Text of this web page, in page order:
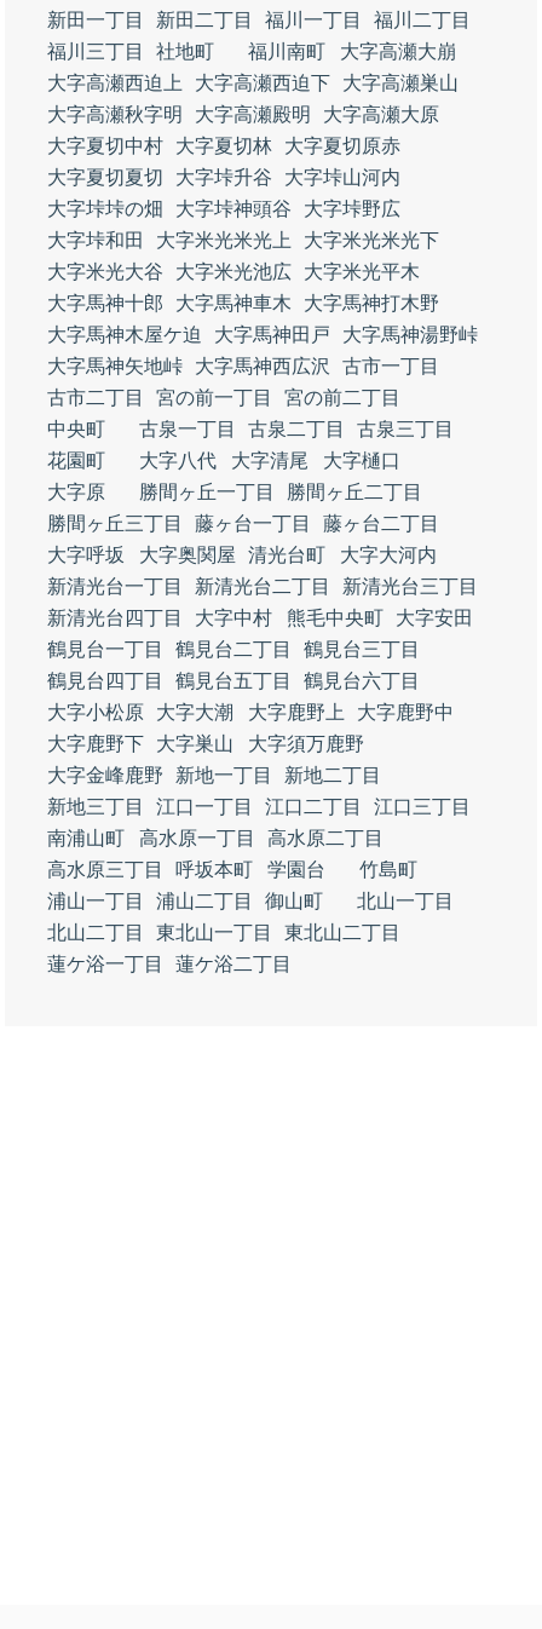
新田一丁目
新田二丁目 福川一丁目
福川二丁目
福川三丁目
社地町 福川南町
大字高瀬大崩
大字高瀬西迫上
大字高瀬西迫下
大字高瀬巣山
大字高瀬秋字明
大字高瀬殿明
大字高瀬大原
大字夏切中村
大字夏切林
大字夏切原赤
大字夏切夏切
大字垰升谷
大字垰山河内
大字垰垰の畑
大字垰神頭谷
大字垰野広
大字垰和田
大字米光米光上
大字米光米光下
大字米光大谷
大字米光池広
大字米光平木
大字馬神十郎
大字馬神車木
大字馬神打木野
大字馬神木屋ケ迫
大字馬神田戸
大字馬神湯野峠
大字馬神矢地峠
大字馬神西広沢
古市一丁目
古市二丁目
宮の前一丁目
宮の前二丁目
中央町
古泉一丁目 古泉二丁目
古泉三丁目
花園町
大字八代 大字清尾
大字樋口
大字原
勝間ヶ丘一丁目
勝間ヶ丘二丁目
勝間ヶ丘三丁目
藤ヶ台一丁目
藤ヶ台二丁目
大字呼坂
大字奥関屋 清光台町
大字大河内
新清光台一丁目
新清光台二丁目
新清光台三丁目
新清光台四丁目
大字中村 熊毛中央町
大字安田
鶴見台一丁目
鶴見台二丁目
鶴見台三丁目
鶴見台四丁目
鶴見台五丁目
鶴見台六丁目
大字小松原
大字大潮 大字鹿野上
大字鹿野中
大字鹿野下
大字巣山
大字須万鹿野
大字金峰鹿野
新地一丁目
新地二丁目
新地三丁目
江口一丁目 江口二丁目
江口三丁目
南浦山町
高水原一丁目
高水原二丁目
高水原三丁目
呼坂本町 学園台
竹島町
浦山一丁目
浦山二丁目 御山町
北山一丁目
北山二丁目
東北山一丁目
東北山二丁目
蓮ケ浴一丁目
蓮ケ浴二丁目